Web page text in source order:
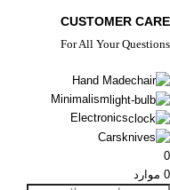
CUSTOMER CARE
For All Your Questions
Hand Made
Minimalism
Electronics
Cars
0
0 موارد